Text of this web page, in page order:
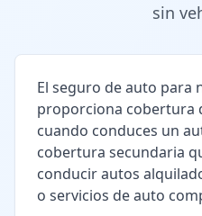
sin
El seguro de auto para
proporciona cobertura
cuando conduces un
cobertura secundaria
conducir autos
o servicios de auto